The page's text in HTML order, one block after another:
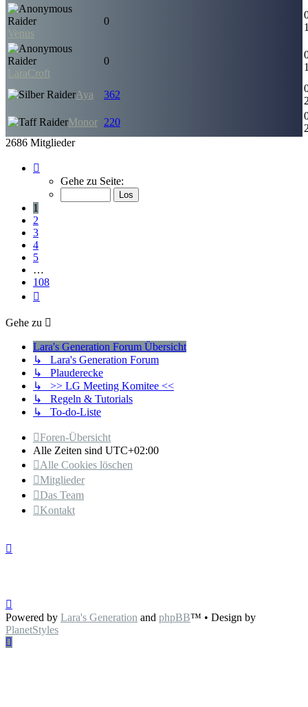
Venus
0
LaraCroft
0
Aya 362
Monor 220
2686 Mitglieder
von
Gehe zu Seite:
1
2
3
4
5
…
108
Gehe zu
Lara's Generation Forum Übersicht
↳ Lara's Generation Forum
↳ Plauderecke
↳ >> LG Meeting Komitee <<
↳ Regeln & Tutorials
↳ To-do-Liste
Foren-Übersicht
Alle Zeiten sind UTC+02:00
Alle Cookies löschen
Mitglieder
Das Team
Kontakt
Powered by Lara's Generation and phpBB™ • Design by
PlanetStyles